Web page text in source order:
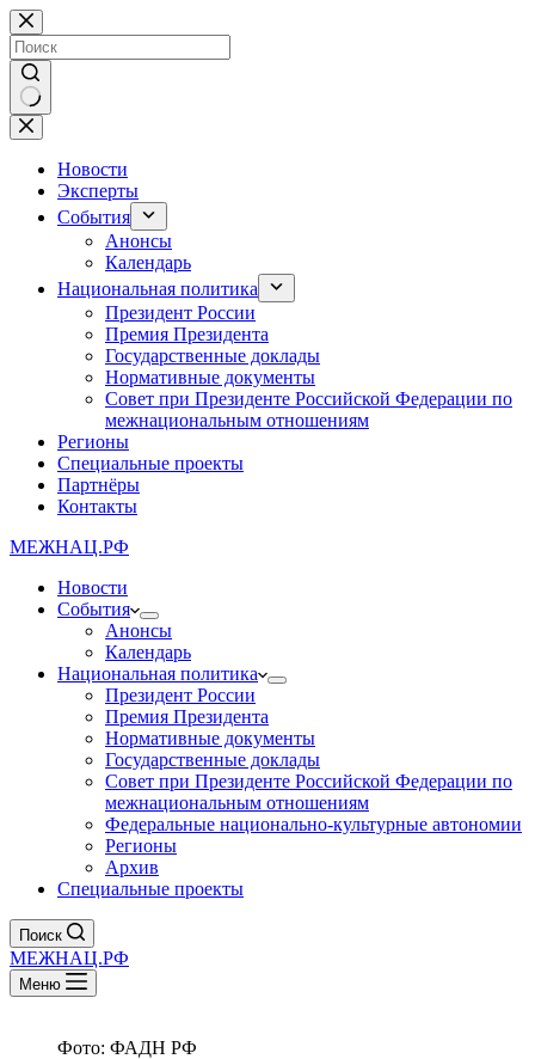
Перейти
к
сути
Ничего
не
найденоНовости
Эксперты
События
Анонсы
Календарь
Национальная политика
Президент России
Премия Президента
Государственные доклады
Нормативные документы
Совет при Президенте Российской Федерации по
межнациональным отношениям
Регионы
Специальные проекты
Партнёры
Контакты
МЕЖНАЦ.РФ
Новости
События
Анонсы
Календарь
Национальная политика
Президент России
Премия Президента
Нормативные документы
Государственные доклады
Совет при Президенте Российской Федерации по
межнациональным отношениям
Федеральные национально-культурные автономии
Регионы
Архив
Специальные проекты
Поиск
МЕЖНАЦ.РФ
Меню
Фото: ФАДН РФ